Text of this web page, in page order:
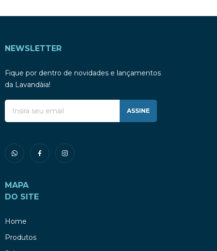
NEWSLETTER
Fique por dentro de novidades e lançamentos
da Lavandàia!
ASSINE
MAPA
DO SITE
Home
Produtos